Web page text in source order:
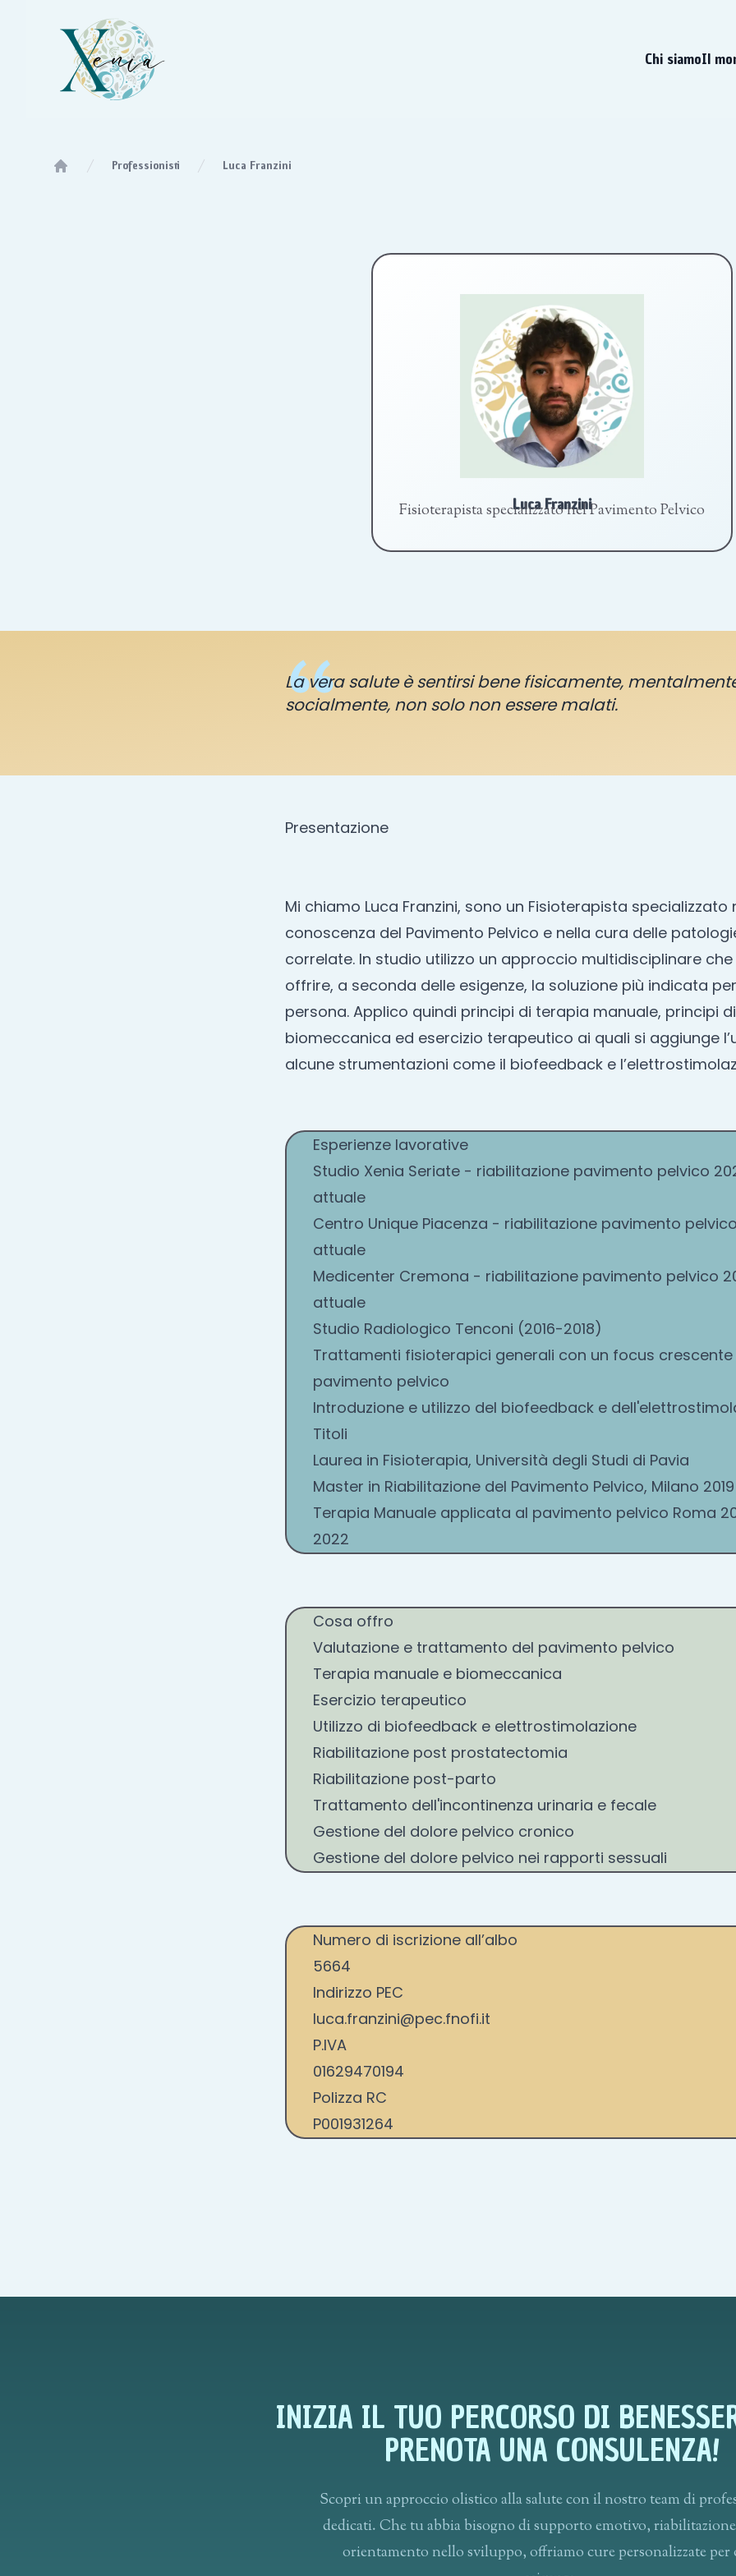
Chi siamoIl
Professionisti Luca Franzini
Luca Franzini
Fisioterapista specializzato nel Pavimento Pelvico
La vera salute è sentirsi bene fisicamente,
socialmente, non solo non essere malati.
Presentazione
Mi chiamo Luca Franzini, sono un Fisioterapista specializzato
conoscenza del Pavimento Pelvico e nella cura delle
correlate. In studio utilizzo un approccio multidisciplinare
offrire, a seconda delle esigenze, la soluzione più indicata
persona. Applico quindi principi di terapia manuale, principi di
biomeccanica ed esercizio terapeutico ai quali si aggiunge
alcune strumentazioni come il biofeedback e
Esperienze lavorative
Studio Xenia Seriate - riabilitazione pavimento pelvico
attuale
Centro Unique Piacenza - riabilitazione pavimento
attuale
Medicenter Cremona - riabilitazione pavimento pelvico
attuale
Studio Radiologico Tenconi (2016-2018)
Trattamenti fisioterapici generali con un focus crescente
pavimento pelvico
Introduzione e utilizzo del biofeedback e
Titoli
Laurea in Fisioterapia, Università degli Studi di Pavia
Master in Riabilitazione del Pavimento Pelvico, Milano 2019
Terapia Manuale applicata al pavimento pelvico Roma
2022
Cosa offro
Valutazione e trattamento del pavimento pelvico
Terapia manuale e biomeccanica
Esercizio terapeutico
Utilizzo di biofeedback e elettrostimolazione
Riabilitazione post prostatectomia
Riabilitazione post-parto
Trattamento dell'incontinenza urinaria e fecale
Gestione del dolore pelvico cronico
Gestione del dolore pelvico nei rapporti sessuali
Numero di iscrizione all’albo
5664
Indirizzo PEC
luca.franzini@pec.fnofi.it
P.IVA
01629470194
Polizza RC
P001931264
INIZIA IL TUO PERCORSO DI
PRENOTA UNA CONSULENZA!
Scopri un approccio olistico alla salute con il nostro team di
dedicati. Che tu abbia bisogno di supporto emotivo,
orientamento nello sviluppo, offriamo cure personalizzate per